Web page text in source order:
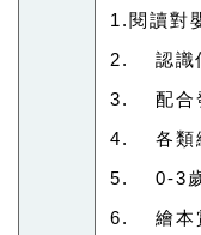
1.閱讀對
2. 認識
3. 配合
4. 各類
5. 0-3歲
6. 繪本